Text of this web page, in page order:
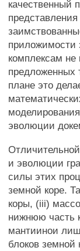
качественный
приложимости
комплексам не
предложенных
плане это
эволюции
и эволюции
силы этих
земной коре.
коры, (iii)
нижнюю часть
мантиинои
блоков